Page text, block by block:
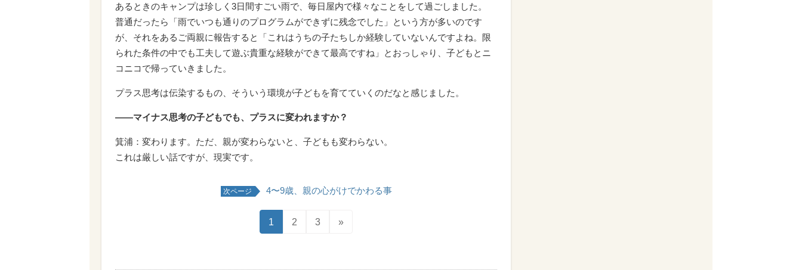
あるときのキャンプは珍しく3日間すごい雨で、毎日屋内で様々なことをして過ごしました。
普通だったら「雨でいつも通りのプログラムができずに残念でした」という方が多いのです
が、それをあるご両親に報告すると「これはうちの子たちしか経験していないんですよね。限
られた条件の中でも工夫して遊ぶ貴重な経験ができて最高ですね」とおっしゃり、子どもとニ
コニコで帰っていきました。
プラス思考は伝染するもの、そういう環境が子どもを育てていくのだなと感じました。
――マイナス思考の子どもでも、プラスに変われますか？
箕浦：変わります。ただ、親が変わらないと、子どもも変わらない。
これは厳しい話ですが、現実です。
次ページ 4〜9歳、親の心がけでかわる事
1 2 3 »